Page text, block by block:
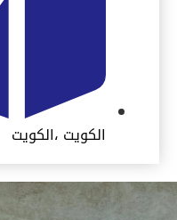
الكويت ،الكويت